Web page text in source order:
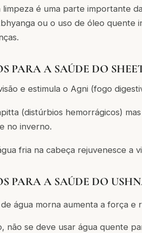
limpeza é uma parte importante
ou o uso de óleo quente
PARA A SAÚDE DO
e estimula o Agni (fogo
(distúrbios hemorrágicos)
no inverno.
fria na cabeça rejuvenesce a
PARA A SAÚDE DO
água morna aumenta a força e
não se deve usar água quente